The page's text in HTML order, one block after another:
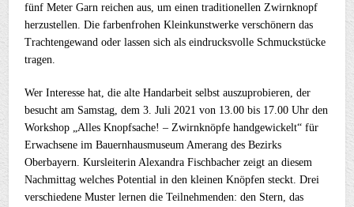
fünf Meter Garn reichen aus, um einen traditionellen Zwirnknopf
herzustellen. Die farbenfrohen Kleinkunstwerke verschönern das
Trachtengewand oder lassen sich als eindrucksvolle Schmuckstücke
tragen.
Wer Interesse hat, die alte Handarbeit selbst auszuprobieren, der
besucht am Samstag, dem 3. Juli 2021 von 13.00 bis 17.00 Uhr den
Workshop „Alles Knopfsache! – Zwirnknöpfe handgewickelt“ für
Erwachsene im Bauernhausmuseum Amerang des Bezirks
Oberbayern. Kursleiterin Alexandra Fischbacher zeigt an diesem
Nachmittag welches Potential in den kleinen Knöpfen steckt. Drei
verschiedene Muster lernen die Teilnehmenden: den Stern, das